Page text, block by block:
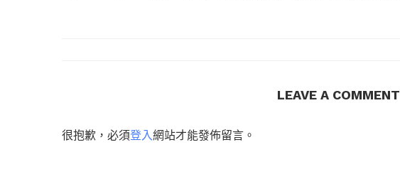
LEAVE A COMMENT
很抱歉，必須登入網站才能發佈留言。